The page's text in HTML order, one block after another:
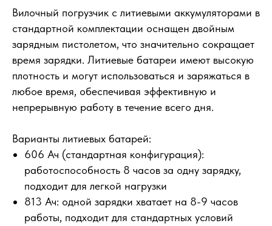
Вилочный погрузчик с литиевыми аккумуляторами в
стандартной комплектации оснащен двойным
зарядным пистолетом, что значительно сокращает
время зарядки. Литиевые батареи имеют высокую
плотность и могут использоваться и заряжаться в
любое время, обеспечивая эффективную и
непрерывную работу в течение всего дня.
Варианты литиевых батарей:
606 Ач (стандартная конфигурация):
работоспособность 8 часов за одну зарядку,
подходит для легкой нагрузки
813 Ач: одной зарядки хватает на 8-9 часов
работы, подходит для стандартных условий